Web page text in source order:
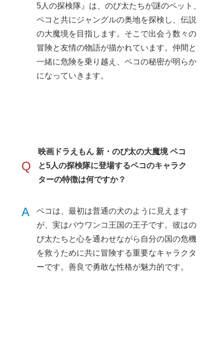
5人の探検隊』は、のび太たちが謎のペット、
ペコと共にジャングルの奥地を探検し、伝説
の大魔境を目指します。そこで出会う数々の
冒険と友情の物語が描かれています。仲間と
一緒に危険を乗り越え、ペコの秘密が明らか
になっていきます。
Q
映画ドラえもん 新・のび太の大魔境 ペコ
と5人の探検隊に登場するペコのキャラク
ターの特徴は何ですか？
A
ペコは、最初は普通の犬のように見えます
が、実はバウワンコ王国の王子です。彼はの
び太たちと心を通わせながら自分の国の危機
を救うために共に冒険する重要なキャラクタ
ーです。善良で勇敢な性格が魅力的です。